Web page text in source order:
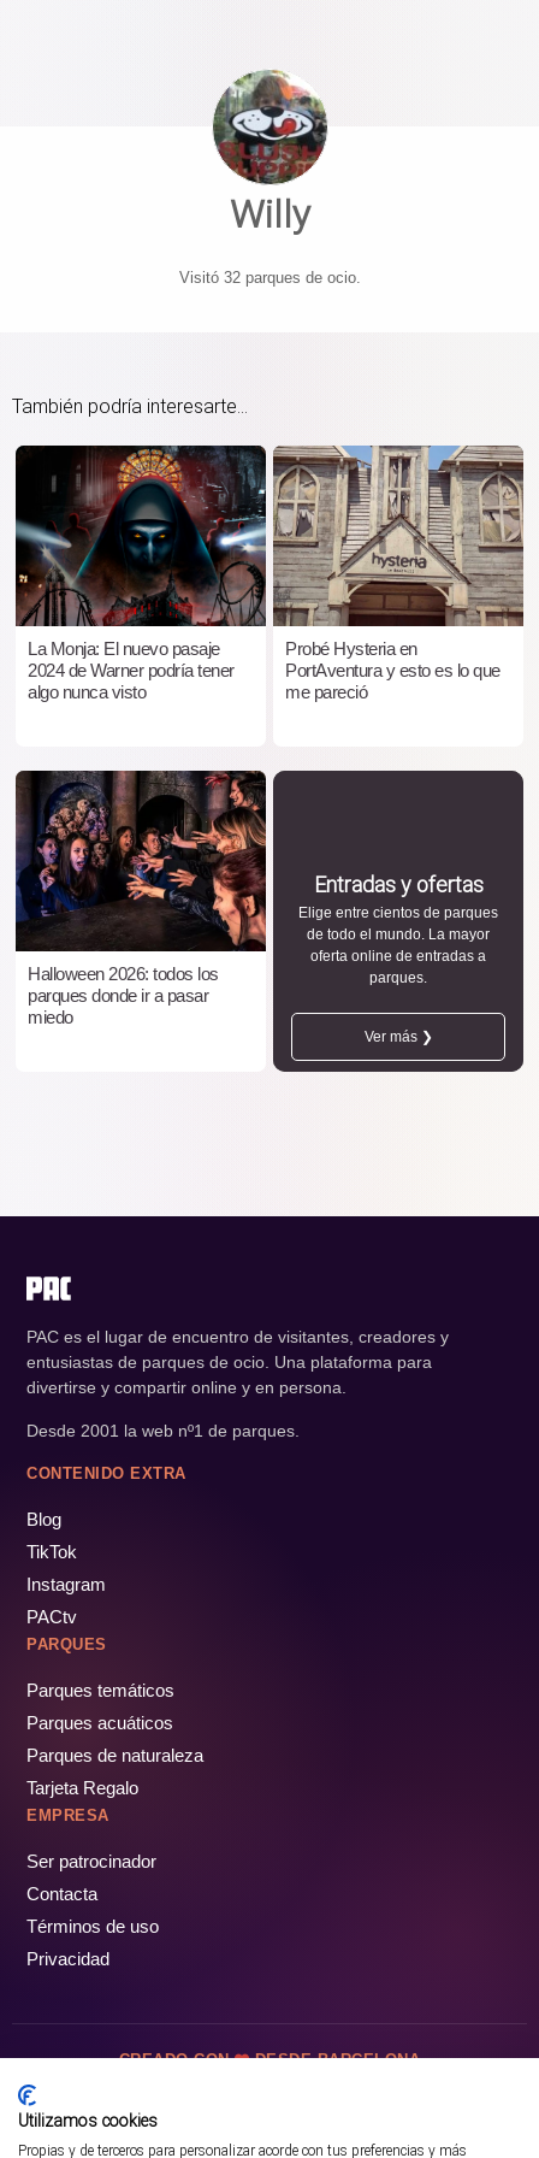
Willy
Visitó 32 parques de ocio.
También podría interesarte...
La Monja: El nuevo pasaje
2024 de Warner podría tener
algo nunca visto
Probé Hysteria en
PortAventura y esto es lo que
me pareció
Halloween 2026: todos los
parques donde ir a pasar
miedo
Entradas y ofertas
Elige entre cientos de parques
de todo el mundo. La mayor
oferta online de entradas a
parques.
Ver más ❯
PAC es el lugar de encuentro de visitantes, creadores y
entusiastas de parques de ocio. Una plataforma para
divertirse y compartir online y en persona.
Desde 2001 la web nº1 de parques.
CONTENIDO EXTRA
Blog
TikTok
Instagram
PACtv
PARQUES
Parques temáticos
Parques acuáticos
Parques de naturaleza
Tarjeta Regalo
EMPRESA
Ser patrocinador
Contacta
Términos de uso
Privacidad
CREADO CON DESDE BARCELONA
Utilizamos cookies
Propias y de terceros para personalizar acorde con tus preferencias y más